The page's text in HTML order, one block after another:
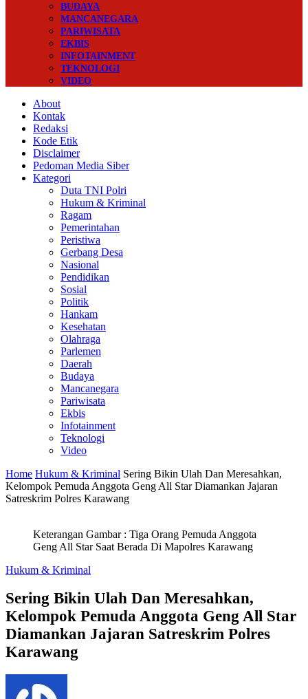
BUDAYA
MANCANEGARA
PARIWISATA
EKBIS
INFOTAINMENT
TEKNOLOGI
VIDEO
About
Kontak
Redaksi
Kode Etik
Disclaimer
Pedoman Media Siber
Kategori
Duta TNI Polri
Hukum & Kriminal
Ragam
Pemerintahan
Peristiwa
Gerbang Desa
Nasional
Pendidikan
Sosial
Politik
Hankam
Kesehatan
Olahraga
Parlemen
Daerah
Budaya
Mancanegara
Pariwisata
Ekbis
Infotainment
Teknologi
Video
Home Hukum & Kriminal Sering Bikin Ulah Dan Meresahkan,
Kelompok Pemuda Anggota Geng All Star Diamankan Jajaran
Satreskrim Polres Karawang
Keterangan Gambar : Tiga Orang Pemuda Anggota
Geng All Star Saat Berada Di Mapolres Karawang
Hukum & Kriminal
Sering Bikin Ulah Dan Meresahkan,
Kelompok Pemuda Anggota Geng All Star
Diamankan Jajaran Satreskrim Polres
Karawang